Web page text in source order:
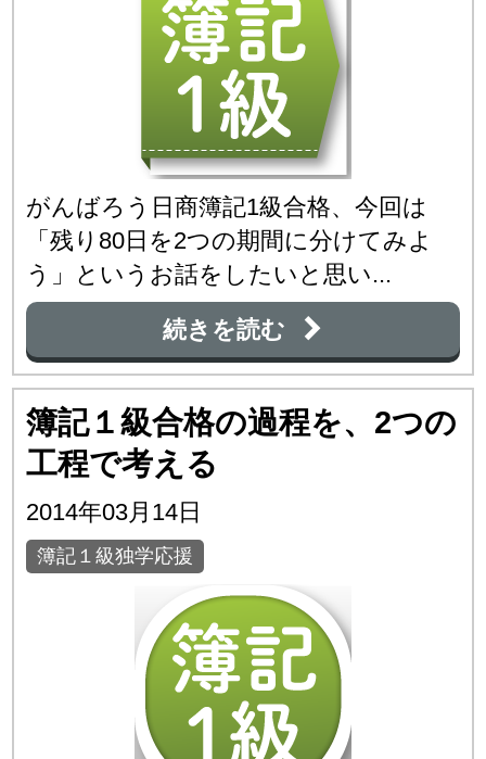
がんばろう日商簿記1級合格、今回は
「残り80日を2つの期間に分けてみよ
う」というお話をしたいと思い...
続きを読む
簿記１級合格の過程を、2つの
工程で考える
2014年03月14日
簿記１級独学応援